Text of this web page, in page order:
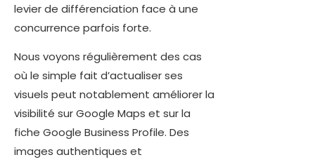
levier de différenciation face à une
concurrence parfois forte.
Nous voyons régulièrement des cas
où le simple fait d’actualiser ses
visuels peut notablement améliorer la
visibilité sur Google Maps et sur la
fiche Google Business Profile. Des
images authentiques et